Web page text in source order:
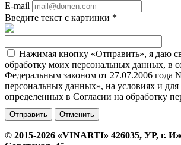
E-mail
Введите текст с картинки *
Нажимая кнопку «Отправить», я даю
обработку моих персональных данных, в
Федеральным законом от 27.07.2006
персональных данных», на условиях и для
определенных в Согласии на обработку
Отменить
© 2015-2026 «VINARTI» 426035, УР, г.